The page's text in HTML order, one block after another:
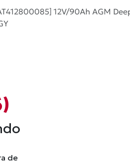
12V/90Ah AGM
de